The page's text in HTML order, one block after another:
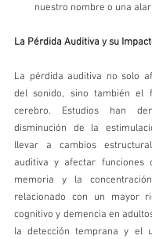
nuestro nombre o una
La Pérdida Auditiva y su
La pérdida auditiva no solo
del sonido, sino también el
cerebro. Estudios han
disminución de la
llevar a cambios
auditiva y afectar funciones
memoria y la
relacionado con un mayor
cognitivo y demencia en
la detección temprana y el